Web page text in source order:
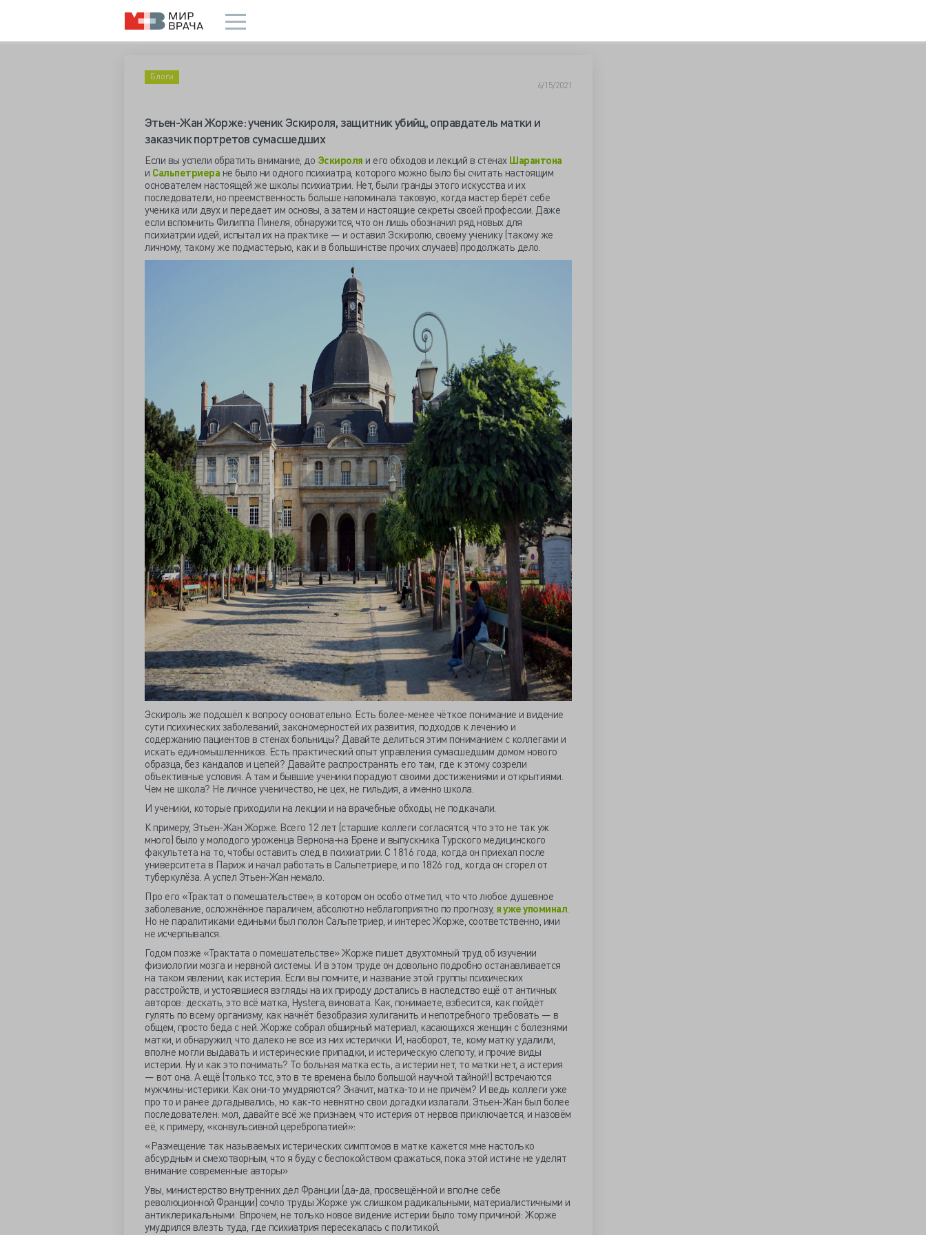
Блоги
6/15/2021
Этьен-Жан Жорже: ученик Эскироля, защитник убийц, оправдатель матки и
заказчик портретов сумасшедших
Если вы успели обратить внимание, до Эскироля и его обходов и лекций в стенах Шарантона
и Сальпетриера не было ни одного психиатра, которого можно было бы считать настоящим
основателем настоящей же школы психиатрии. Нет, были гранды этого искусства и их
последователи, но преемственность больше напоминала таковую, когда мастер берёт себе
ученика или двух и передает им основы, а затем и настоящие секреты своей профессии. Даже
если вспомнить Филиппа Пинеля, обнаружится, что он лишь обозначил ряд новых для
психиатрии идей, испытал их на практике — и оставил Эскиролю, своему ученику (такому же
личному, такому же подмастерью, как и в большинстве прочих случаев) продолжать дело.
Эскироль же подошёл к вопросу основательно. Есть более-менее чёткое понимание и видение
сути психических заболеваний, закономерностей их развития, подходов к лечению и
содержанию пациентов в стенах больницы? Давайте делиться этим пониманием с коллегами и
искать единомышленников. Есть практический опыт управления сумасшедшим домом нового
образца, без кандалов и цепей? Давайте распространять его там, где к этому созрели
объективные условия. А там и бывшие ученики порадуют своими достижениями и открытиями.
Чем не школа? Не личное ученичество, не цех, не гильдия, а именно школа.
И ученики, которые приходили на лекции и на врачебные обходы, не подкачали.
К примеру, Этьен-Жан Жорже. Всего 12 лет (старшие коллеги согласятся, что это не так уж
много) было у молодого уроженца Вернона-на Брене и выпускника Турского медицинского
факультета на то, чтобы оставить след в психиатрии. С 1816 года, когда он приехал после
университета в Париж и начал работать в Сальпетриере, и по 1826 год, когда он сгорел от
туберкулёза. А успел Этьен-Жан немало.
Про его «Трактат о помешательстве», в котором он особо отметил, что что любое душевное
заболевание, осложнённое параличем, абсолютно неблагоприятно по прогнозу, я уже упоминал.
Но не паралитиками едиными был полон Сальпетриер, и интерес Жорже, соответственно, ими
не исчерпывался.
Годом позже «Трактата о помешательстве» Жорже пишет двухтомный труд об изучении
физиологии мозга и нервной системы. И в этом труде он довольно подробно останавливается
на таком явлении, как истерия. Если вы помните, и название этой группы психических
расстройств, и устоявшиеся взгляды на их природу достались в наследство ещё от античных
авторов: дескать, это всё матка, Hystera, виновата. Как, понимаете, взбесится, как пойдёт
гулять по всему организму, как начнёт безобразия хулиганить и непотребного требовать — в
общем, просто беда с ней. Жорже собрал обширный материал, касающихся женщин с болезнями
матки, и обнаружил, что далеко не все из них истерички. И, наоборот, те, кому матку удалили,
вполне могли выдавать и истерические припадки, и истерическую слепоту, и прочие виды
истерии. Ну и как это понимать? То больная матка есть, а истерии нет, то матки нет, а истерия
— вот она. А ещё (только тсс, это в те времена было большой научной тайной!) встречаются
мужчины-истерики. Как они-то умудряются? Значит, матка-то и не причём? И ведь коллеги уже
про то и ранее догадывались, но как-то невнятно свои догадки излагали. Этьен-Жан был более
последователен: мол, давайте всё же признаем, что истерия от нервов приключается, и назовём
её, к примеру, «конвульсивной церебропатией»:
«Размещение так называемых истерических симптомов в матке кажется мне настолько
абсурдным и смехотворным, что я буду с беспокойством сражаться, пока этой истине не уделят
внимание современные авторы»
Увы, министерство внутренних дел Франции (да-да, просвещённой и вполне себе
революционной Франции) сочло труды Жорже уж слишком радикальными, материалистичными и
антиклерикальными. Впрочем, не только новое видение истерии было тому причиной: Жорже
умудрился влезть туда, где психиатрия пересекалась с политикой.